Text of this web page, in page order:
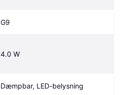
G9
4.0 W
Dæmpbar, LED-belysning